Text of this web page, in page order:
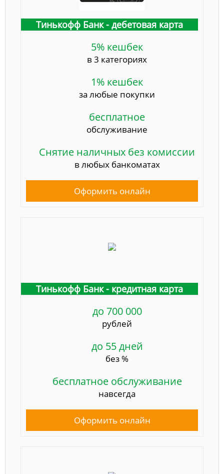
Тинькофф Банк - дебетовая карта
5% кешбек
в 3 категориях
1% кешбек
за любые покупки
бесплатное
обслуживание
Снятие наличных без комиссии
в любых банкоматах
Оформить онлайн
Тинькофф Банк - кредитная карта
до 700 000
рублей
до 55 дней
без %
бесплатное обслуживание
навсегда
Оформить онлайн